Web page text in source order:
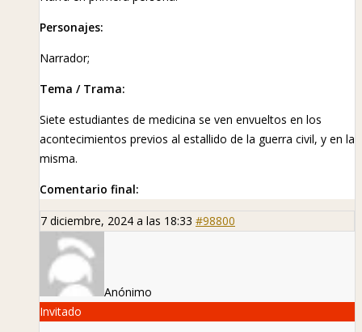
Personajes:
Narrador;
Tema / Trama:
Siete estudiantes de medicina se ven envueltos en los
acontecimientos previos al estallido de la guerra civil, y en la
misma.
Comentario final:
7 diciembre, 2024 a las 18:33 #98800
Anónimo
Invitado